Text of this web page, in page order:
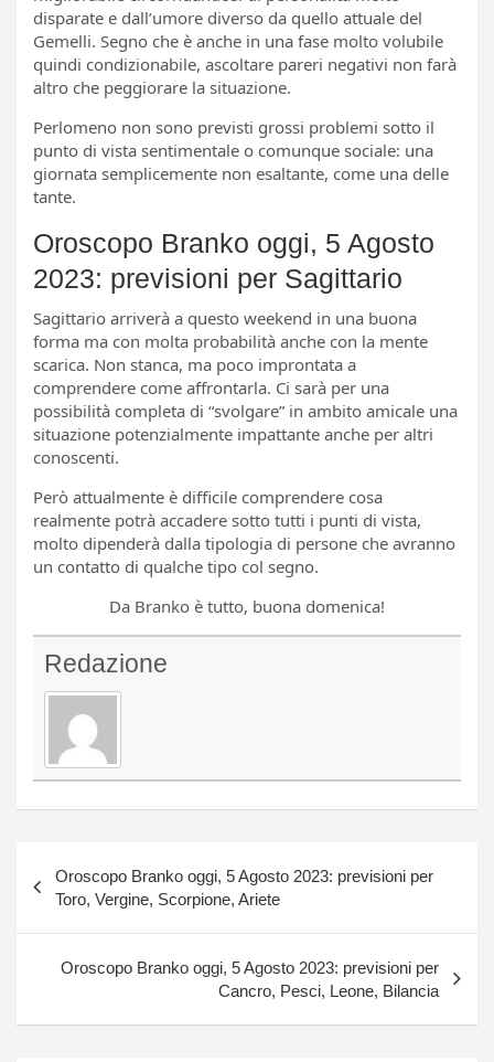
disparate e dall’umore diverso da quello attuale del
Gemelli. Segno che è anche in una fase molto volubile
quindi condizionabile, ascoltare pareri negativi non farà
altro che peggiorare la situazione.
Perlomeno non sono previsti grossi problemi sotto il
punto di vista sentimentale o comunque sociale: una
giornata semplicemente non esaltante, come una delle
tante.
Oroscopo Branko oggi, 5 Agosto
2023: previsioni per Sagittario
Sagittario arriverà a questo weekend in una buona
forma ma con molta probabilità anche con la mente
scarica. Non stanca, ma poco improntata a
comprendere come affrontarla. Ci sarà per una
possibilità completa di “svolgare” in ambito amicale una
situazione potenzialmente impattante anche per altri
conoscenti.
Però attualmente è difficile comprendere cosa
realmente potrà accadere sotto tutti i punti di vista,
molto dipenderà dalla tipologia di persone che avranno
un contatto di qualche tipo col segno.
Da Branko è tutto, buona domenica!
Redazione
articoli
Oroscopo Branko oggi, 5 Agosto 2023: previsioni per
Toro, Vergine, Scorpione, Ariete
Oroscopo Branko oggi, 5 Agosto 2023: previsioni per
Cancro, Pesci, Leone, Bilancia